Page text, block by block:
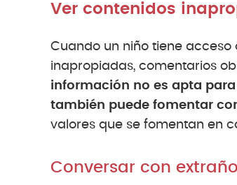
Ver contenidos
Cuando un niño tiene acceso
inapropiadas, comentarios
información no es apta
también puede fomentar
valores que se fomentan en
Conversar con